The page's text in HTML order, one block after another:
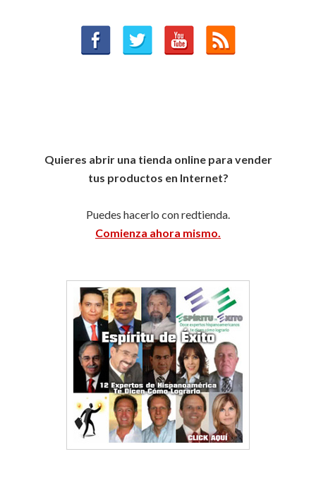
Quieres abrir una tienda online para vender
tus productos en Internet?
Puedes hacerlo con redtienda.
Comienza ahora mismo.